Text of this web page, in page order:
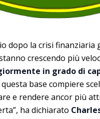
dopo la crisi finanziaria
crescendo più
in grado di
base compiere
e rendere ancor più
ha dichiarato